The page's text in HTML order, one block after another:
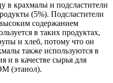
в крахмалы и подсластители
(5%). Подсластители
содержанием
в таких продуктах,
и хлеб, потому что он
также используются в
и в качестве сырья для
(этанол).